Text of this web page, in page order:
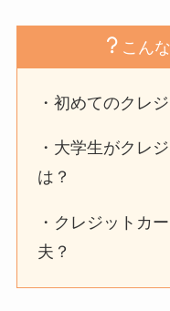
こん
・初めてのクレ
・大学生がクレ
は？
・クレジットカ
夫？